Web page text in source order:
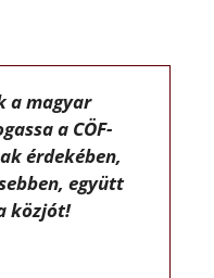
a magyar
a CÖF-
érdekében,
együtt
közjót!